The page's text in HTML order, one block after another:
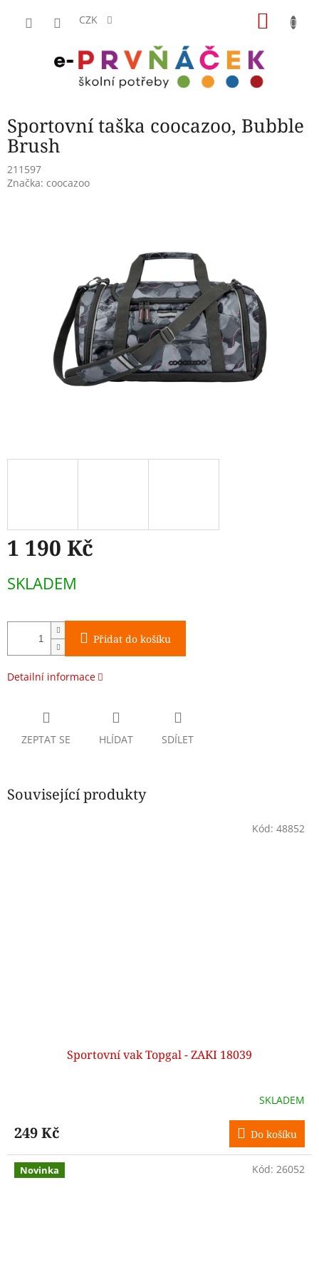
CZK
Sportovní taška coocazoo, Bubble
Brush
211597
Značka: coocazoo
1 190 Kč
cena:
SKLADEM
Přidat do košíku
Detailní informace
ZEPTAT SE HLÍDAT SDÍLET
Související produkty
Sportovní vak Topgal - ZAKI 18039
SKLADEM
249 Kč Do košíku
Kód: 48852
Novinka Kód: 26052